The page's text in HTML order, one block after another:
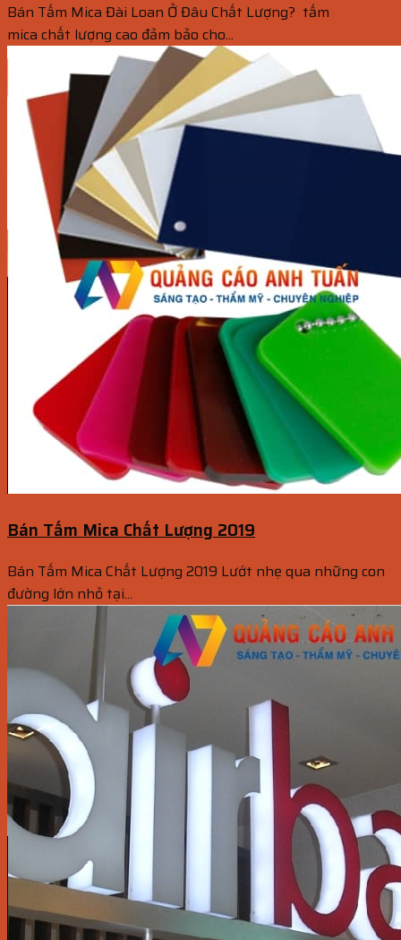
Bán Tấm Mica Đài Loan Ở Đâu Chất Lượng? tấm
mica chất lượng cao đảm bảo cho...
Bán Tấm Mica Chất Lượng 2019
Bán Tấm Mica Chất Lượng 2019 Lướt nhẹ qua những con
đường lớn nhỏ tại...